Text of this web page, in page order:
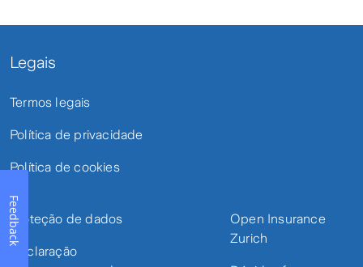
Legais
Termos legais
Política de privacidade
Política de cookies
Proteção de dados
Declaração
Open Insurance
Zurich
Feedback